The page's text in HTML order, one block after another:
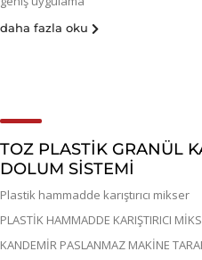
daha fazla oku
TOZ PLASTİK GRANÜL
DOLUM SİSTEMİ
Plastik hammadde karıştırıcı mikser
PLASTİK HAMMADDE KARIŞTIRICI
KANDEMİR PASLANMAZ MAKİNE